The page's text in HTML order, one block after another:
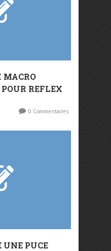
MACRO
REFLEX
0 Commentaires
UNE PUCE